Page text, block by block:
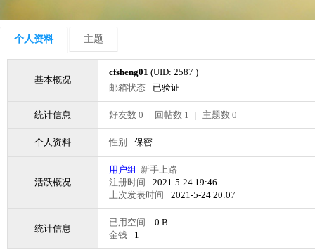
个人资料 主题
基本概况
cfsheng01 (UID: 2587 )
邮箱状态
已验证
统计信息 好友数 0 | 回帖数 1 | 主题数 0
个人资料 性别 保密
活跃概况
用户组 新手上路
注册时间
2021-5-24 19:46
上次发表时间
2021-5-24 20:07
统计信息
已用空间
0 B
金钱
1